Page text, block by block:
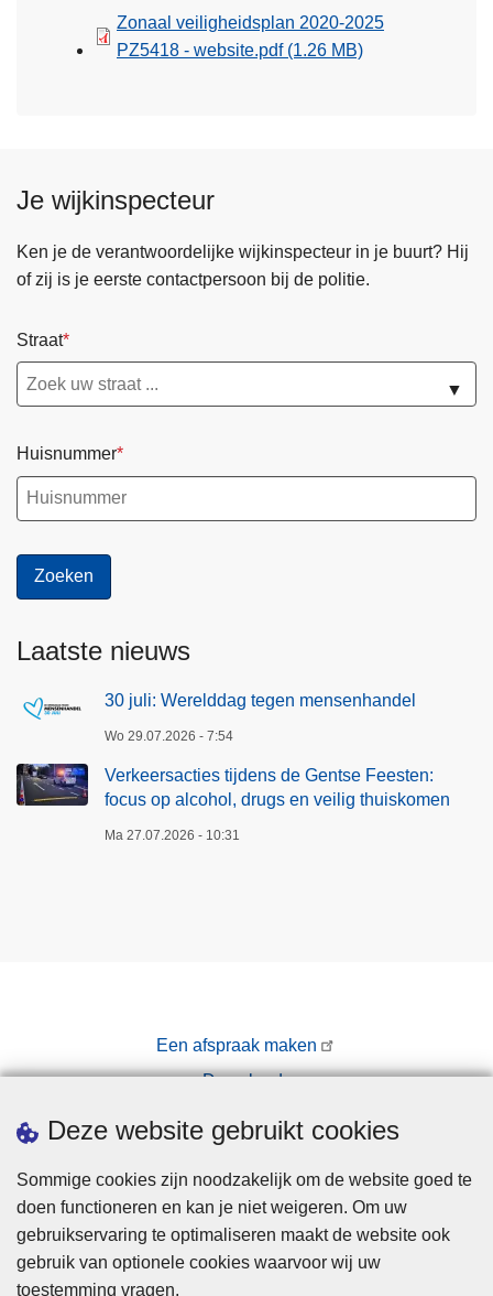
Deze website gebruikt cookies
Sommige cookies zijn noodzakelijk om de website goed te
doen functioneren en kan je niet weigeren. Om uw
gebruikservaring te optimaliseren maakt de website ook
gebruik van optionele cookies waarvoor wij uw
toestemming vragen.
Zonaal veiligheidsplan 2020-2025
PZ5418 - website.pdf (1.26 MB)
Je wijkinspecteur
Ken je de verantwoordelijke wijkinspecteur in je buurt? Hij
of zij is je eerste contactpersoon bij de politie.
Straat
▼
Huisnummer
Laatste nieuws
30 juli: Werelddag tegen mensenhandel
Wo 29.07.2026 - 7:54
Verkeersacties tijdens de Gentse Feesten:
focus op alcohol, drugs en veilig thuiskomen
Ma 27.07.2026 - 10:31
Een afspraak maken
Downloads